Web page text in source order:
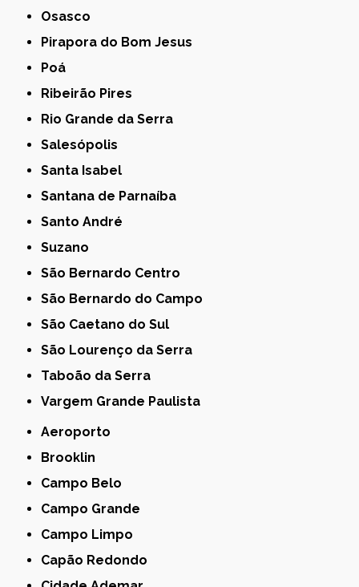
Osasco
Pirapora do Bom Jesus
Poá
Ribeirão Pires
Rio Grande da Serra
Salesópolis
Santa Isabel
Santana de Parnaíba
Santo André
Suzano
São Bernardo Centro
São Bernardo do Campo
São Caetano do Sul
São Lourenço da Serra
Taboão da Serra
Vargem Grande Paulista
Aeroporto
Brooklin
Campo Belo
Campo Grande
Campo Limpo
Capão Redondo